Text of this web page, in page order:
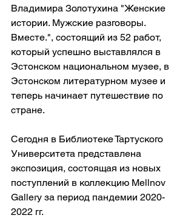
Владимира Золотухина "Женские
истории. Мужские разговоры.
Вместе.", состоящий из 52 работ,
который успешно выставлялся в
Эстонском национальном музее, в
Эстонском литературном музее и
теперь начинает путешествие по
стране.
Сегодня в Библиотеке Тартуского
Университета представлена
экспозиция, состоящая из новых
поступлений в коллекцию Mellnov
Gallery за период пандемии 2020-
2022 гг.